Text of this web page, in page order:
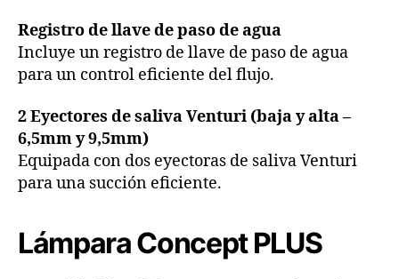
Registro de llave de paso de agua
Incluye un registro de llave de paso de agua
para un control eficiente del flujo.
2 Eyectores de saliva Venturi (baja y alta –
6,5mm y 9,5mm)
Equipada con dos eyectoras de saliva Venturi
para una succión eficiente.
Lámpara Concept PLUS